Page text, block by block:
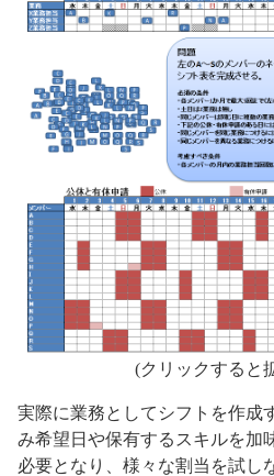
(クリックすると
実際に業務としてシフトを作成
み希望日や保有するスキルを加
必要となり、様々な割当を試し